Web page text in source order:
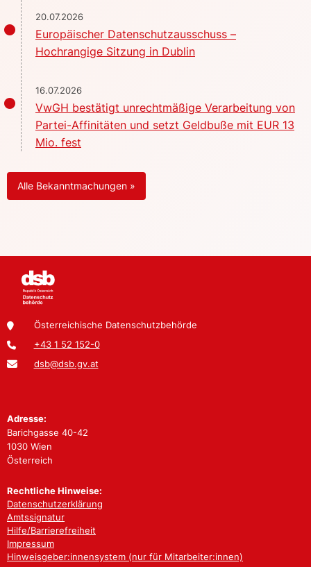
20.07.2026
Europäischer Datenschutzausschuss –
Hochrangige Sitzung in Dublin
16.07.2026
VwGH bestätigt unrechtmäßige Verarbeitung von
Partei-Affinitäten und setzt Geldbuße mit EUR 13
Mio. fest
Alle Bekanntmachungen »
Österreichische Datenschutzbehörde
+43 1 52 152-0
dsb@dsb.gv.at
Adresse:
Barichgasse 40-42
1030 Wien
Österreich
Rechtliche Hinweise:
Datenschutzerklärung
Amtssignatur
Hilfe/Barrierefreiheit
Impressum
Hinweisgeber:innensystem (nur für Mitarbeiter:innen)